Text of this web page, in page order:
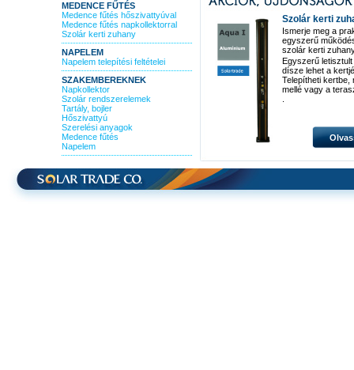
MEDENCE FŰTÉS
Medence fűtés hőszivattyúval
Medence fűtés napkollektorral
Szolár kerti zuhany
NAPELEM
Napelem telepítési feltételei
SZAKEMBEREKNEK
Napkollektor
Szolár rendszerelemek
Tartály, bojler
Hőszivattyú
Szerelési anyagok
Medence fűtés
Napelem
Szolár kerti
Ismerje meg a
egyszerű
szolár kerti
Egyszerű
dísze lehet a
Telepítheti kertbe,
mellé vagy a